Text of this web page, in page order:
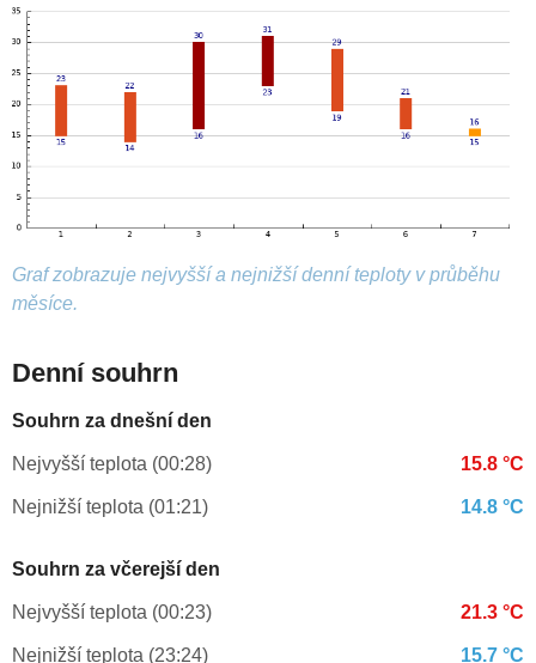
Graf zobrazuje nejvyšší a nejnižší denní teploty v průběhu
měsíce.
Denní souhrn
Souhrn za dnešní den
Nejvyšší teplota (00:28) 15.8 °C
Nejnižší teplota (01:21) 14.8 °C
Souhrn za včerejší den
Nejvyšší teplota (00:23) 21.3 °C
Nejnižší teplota (23:24) 15.7 °C